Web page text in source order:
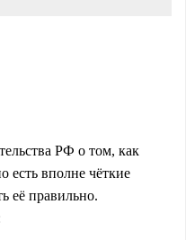
РФ о том, как
есть вполне чёткие
её правильно.